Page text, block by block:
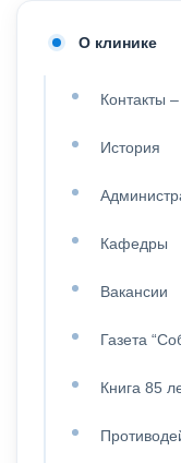
О клинике
Контакты
История
Кафедры
Вакансии
Газета
Книга 85